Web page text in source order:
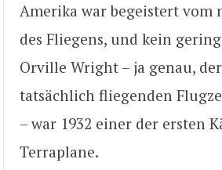
Amerika war begeistert vom
des Fliegens, und kein
Orville Wright – ja genau,
tatsächlich fliegenden
– war 1932 einer der ersten
Terraplane.